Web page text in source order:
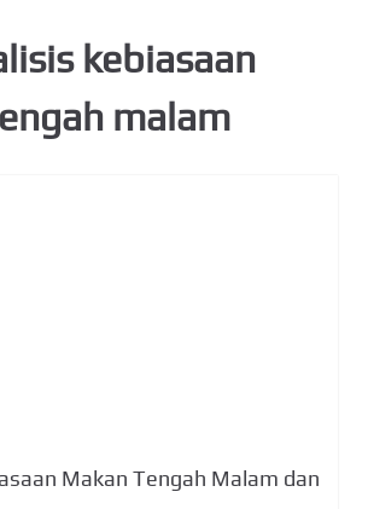
kebiasaan
malam
Makan Tengah Malam dan